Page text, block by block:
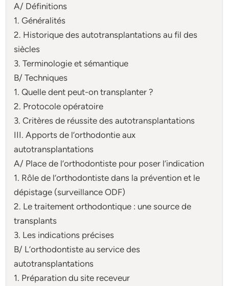
A/ Définitions
1. Généralités
2. Historique des autotransplantations au fil des
siècles
3. Terminologie et sémantique
B/ Techniques
1. Quelle dent peut-on transplanter ?
2. Protocole opératoire
3. Critères de réussite des autotransplantations
III. Apports de l’orthodontie aux
autotransplantations
A/ Place de l’orthodontiste pour poser l’indication
1. Rôle de l’orthodontiste dans la prévention et le
dépistage (surveillance ODF)
2. Le traitement orthodontique : une source de
transplants
3. Les indications précises
B/ L’orthodontiste au service des
autotransplantations
1. Préparation du site receveur